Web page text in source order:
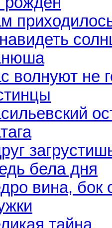
волнуют не
бела дня
вина, бок